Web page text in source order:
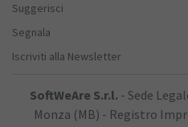
Suggerisci
Segnala
Iscriviti alla Newsletter
SoftWeAre S.r.l. - Sede
Monza (MB) - Registro